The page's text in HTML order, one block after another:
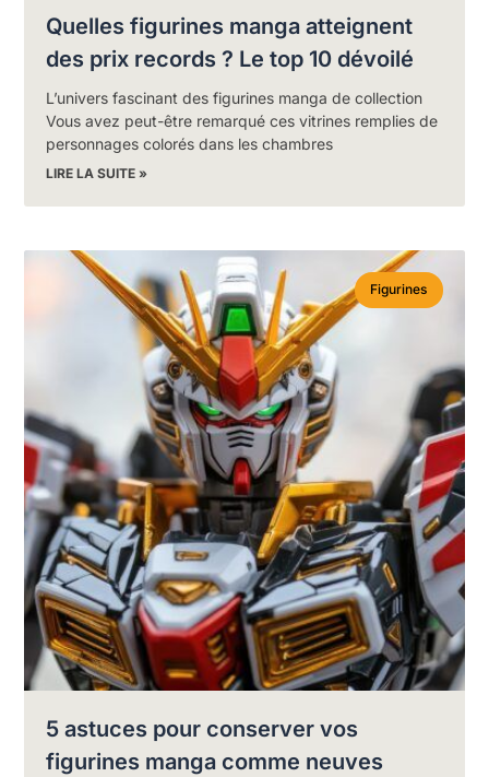
Quelles figurines manga atteignent
des prix records ? Le top 10 dévoilé
L’univers fascinant des figurines manga de collection
Vous avez peut-être remarqué ces vitrines remplies de
personnages colorés dans les chambres
LIRE LA SUITE »
Figurines
5 astuces pour conserver vos
figurines manga comme neuves